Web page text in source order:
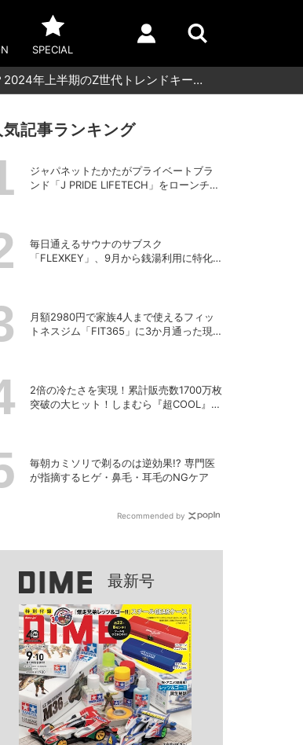
SPECIAL
2024年上半期のZ世代トレンドキー…
気記事ランキング
ジャパネットたかたがプライベートブラ
ンド「J PRIDE LIFETECH」をローンチ、
毎日通えるサウナのサブスク
「FLEXKEY」、9月から銭湯利用に特化し
月額2980円で家族4人まで使えるフィッ
トネスジム「FIT365」に3か月通った現在
2倍の冷たさを実現！累計販売数1700万枚
突破の大ヒット！しまむら『超COOL』シ
毎朝カミソリで剃るのは逆効果!? 専門医
が指摘するヒゲ・鼻毛・耳毛のNGケア
Recommended by
最新号